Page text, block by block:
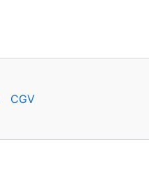
CGV